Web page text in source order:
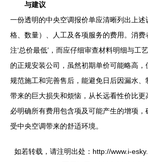
与建议
一份透明的中央空调报价单应清晰列出上
格、数量）、人工及各项服务的费用。消
注‘总价最低’，而应仔细审查材料明细与工
的正规安装公司，虽然初期单价可能略高，
规范施工和完善售后，能避免日后因漏水
带来的巨大损失和烦恼，从长远看性价比
必明确所有费用包含项及可能产生的增项
受中央空调带来的舒适环境。
如若转载，请注明出处：http://www.i-